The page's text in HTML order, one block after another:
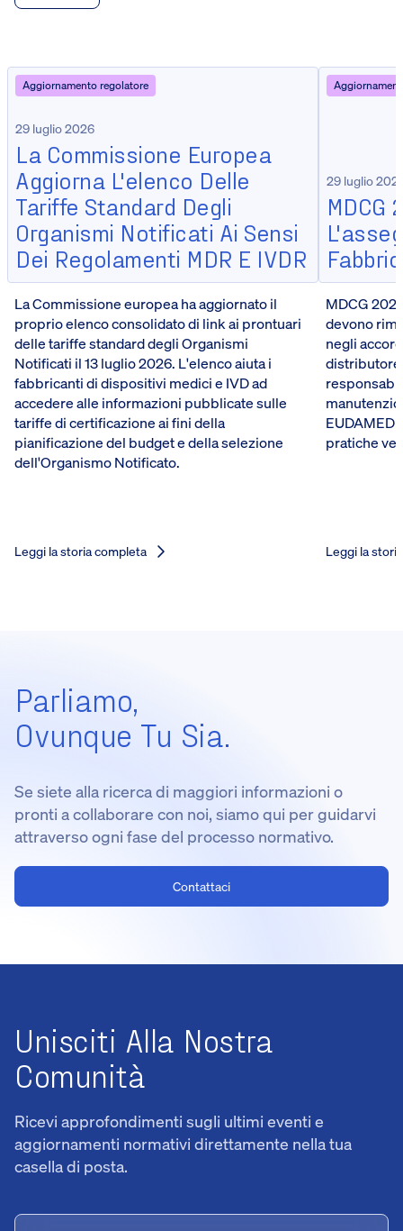
Aggiornamento regolatore
29 luglio 2026
La Commissione Europea
Aggiorna L'elenco Delle
Tariffe Standard Degli
Organismi Notificati Ai Sensi
Dei Regolamenti MDR E IVDR
La Commissione europea ha aggiornato il
proprio elenco consolidato di link ai prontuari
delle tariffe standard degli Organismi
Notificati il 13 luglio 2026. L'elenco aiuta i
fabbricanti di dispositivi medici e IVD ad
accedere alle informazioni pubblicate sulle
tariffe di certificazione ai fini della
pianificazione del budget e della selezione
dell'Organismo Notificato.
Leggi la storia completa
29 luglio
MDCG
MDCG
devono
negli
EUDAMED
pratiche
Leggi la
Parliamo,
Ovunque Tu Sia.
Se siete alla ricerca di maggiori informazioni o
pronti a collaborare con noi, siamo qui per guidarvi
attraverso ogni fase del processo normativo.
Contattaci
Unisciti Alla Nostra
Comunità
Ricevi approfondimenti sugli ultimi eventi e
aggiornamenti normativi direttamente nella tua
casella di posta.